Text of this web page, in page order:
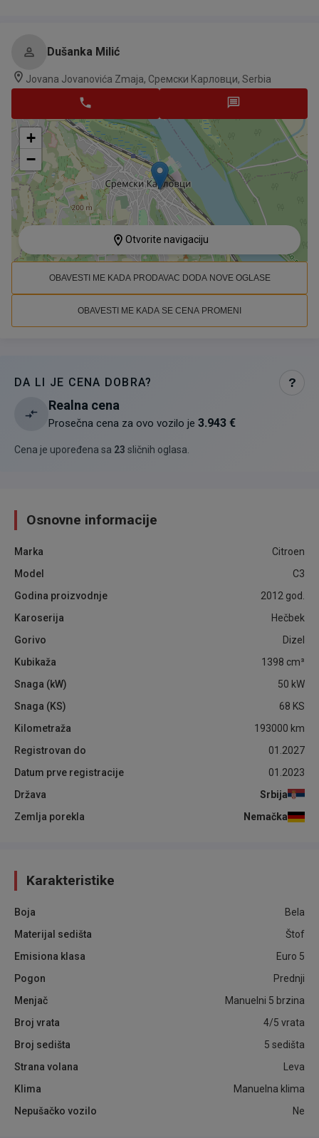
Dušanka Milić
Jovana Jovanovića Zmaja, Сремски Карловци, Serbia
+
−
Otvorite navigaciju
OBAVESTI ME KADA PRODAVAC DODA NOVE OGLASE
OBAVESTI ME KADA SE CENA PROMENI
DA LI JE CENA DOBRA? ?
Realna cena
Prosečna cena za ovo vozilo je 3.943 €
Cena je upoređena sa 23 sličnih oglasa
Osnovne informacije
Marka
Citroen
Model
C3
Godina proizvodnje
2012 god.
Karoserija
Hečbek
Gorivo
Dizel
Kubikaža
1398 cm³
Snaga (kW)
50 kW
Snaga (KS)
68 KS
Kilometraža
193000 km
Registrovan do
01.2027
Datum prve registracije
01.2023
Država
Srbija
Zemlja porekla
Nemačka
Karakteristike
Boja
Bela
Materijal sedišta
Štof
Emisiona klasa
Euro 5
Pogon
Prednji
Menjač
Manuelni 5 brzina
Broj vrata
4/5 vrata
Broj sedišta
5 sedišta
Strana volana
Leva
Klima
Manuelna klima
Nepušačko vozilo
Ne